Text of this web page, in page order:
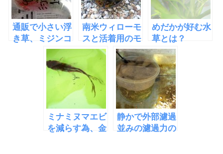
通販で小さい浮
き草、ミジンコ
ウキクサ(仁丹
藻)を買った
南米ウィローモ
スと活着用のモ
スドーム
めだかが好む水
草とは？
ミナミヌマエビ
を減らす為、金
静かで外部濾過
並みの濾過力の